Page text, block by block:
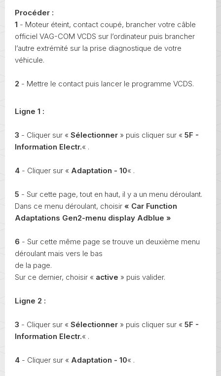
Procéder :
1 - Moteur éteint, contact coupé, brancher votre câble
officiel VAG-COM VCDS sur l’ordinateur puis brancher
l’autre extrémité sur la prise diagnostique de votre
véhicule.
2 - Mettre le contact puis lancer le programme VCDS.
Ligne 1 :
3 - Cliquer sur « Sélectionner » puis cliquer sur « 5F -
Information Electr.« .
4 - Cliquer sur « Adaptation - 10« .
5 - Sur cette page, tout en haut, il y a un menu déroulant.
Dans ce menu déroulant, choisir « Car Function
Adaptations Gen2-menu display Adblue »
6 - Sur cette même page se trouve un deuxième menu
déroulant mais vers le bas
de la page.
Sur ce dernier, choisir « active » puis valider.
Ligne 2 :
3 - Cliquer sur « Sélectionner » puis cliquer sur « 5F -
Information Electr.« .
4 - Cliquer sur « Adaptation - 10« .